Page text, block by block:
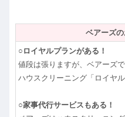
ベアーズ
○ロイヤルプランがある！
値段は張りますが、ベアーズ
ハウスクリーニング「ロイヤ
○家事代行サービスもある！